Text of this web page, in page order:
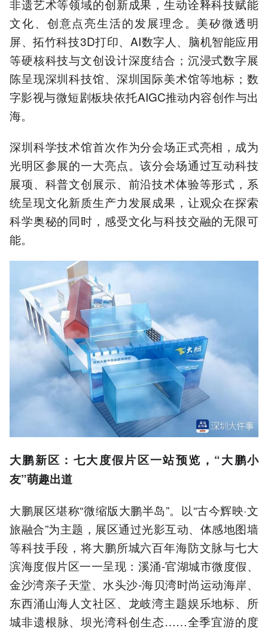
非遗艺术等领域的创新成果，生动诠释科技赋能
文化、创意点亮生活的发展理念。美矽微透明
屏、拓竹科技3D打印、AI数字人、脑机智能应用
等硬核科技与文创设计深度结合；沉浸式数字展
陈呈现深圳科技馆、深圳国际美术馆等地标；数
字影视与微短剧板块依托AIGC推动内容创作与出
海。
深圳科学技术馆首次作为分会场正式亮相，成为
光明区参展的一大亮点。该分会场通过互动科技
展项、科普文创展示、前沿技术体验等形式，系
统呈现文化新质生产力发展成果，让观众在探索
科学奥秘的同时，感受文化与科技交融的无限可
能。
大鹏新区：七大度假片区一站预览，“大鹏小
友”萌趣出道
大鹏展区堪称“微缩版大鹏半岛”。以“古今辉映·文
旅融合”为主题，展区通过光影互动、体感地图墙
等科技手段，将大鹏所城六百年海防文脉与七大
滨海度假片区一一呈现：溪涌-官湖城市微度假、
金沙湾亲子天堂、水头沙-海贝湾时尚运动海岸、
东西涌山海人文社区、龙岐湾主题娱乐地标、所
城非遗根脉、坝光湾科创生态……全季宜游的度